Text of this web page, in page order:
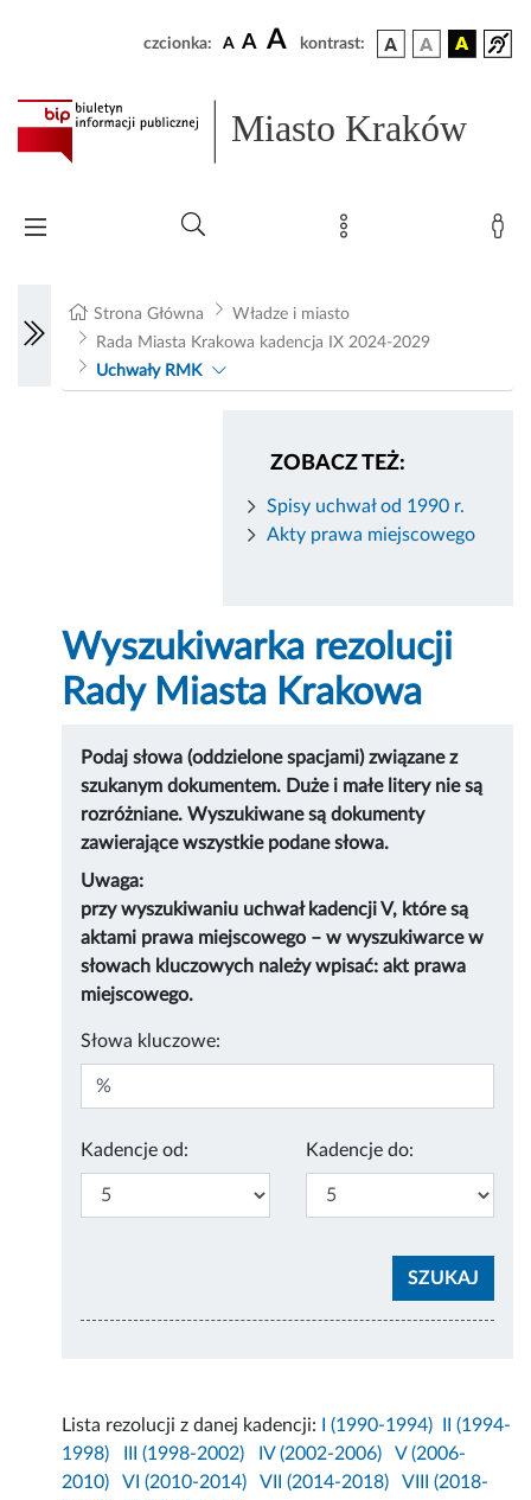
czcionka: A A A kontrast:
Miasto Kraków
Strona Główna
Władze i miasto
Rada Miasta Krakowa kadencja IX 2024-2029
Uchwały RMK
ZOBACZ TEŻ:
Spisy uchwał od 1990 r.
Akty prawa miejscowego
Wyszukiwarka rezolucji
Rady Miasta Krakowa
Podaj słowa (oddzielone spacjami) związane z
szukanym dokumentem. Duże i małe litery nie są
rozróżniane. Wyszukiwane są dokumenty
zawierające wszystkie podane słowa.
Uwaga:
przy wyszukiwaniu uchwał kadencji V, które są
aktami prawa miejscowego – w wyszukiwarce w
słowach kluczowych należy wpisać: akt prawa
miejscowego.
Słowa kluczowe:
Kadencje od: Kadencje do:
Lista rezolucji z danej kadencji: I (1990-1994)
II (1994-
1998)
III (1998-2002) IV (2002-2006)
V (2006-
2010)
VI (2010-2014) VII (2014-2018)
VIII (2018-